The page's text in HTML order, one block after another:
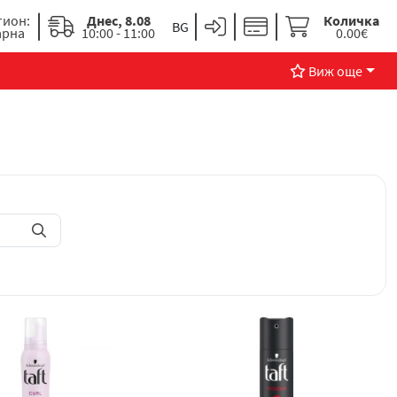
Днес, 8.08
10:00 - 11:00
Количка
0.00€
Виж още